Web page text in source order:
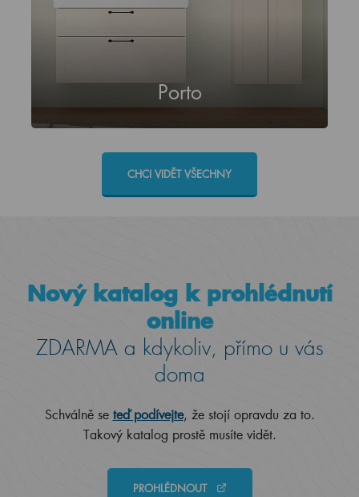
Porto
CHCI VIDĚT VŠECHNY
Nový katalog k prohlédnutí
online
ZDARMA a kdykoliv, přímo u vás
doma
Schválně se teď podívejte, že stojí opravdu za to.
Takový katalog prostě musíte vidět.
PROHLÉDNOUT